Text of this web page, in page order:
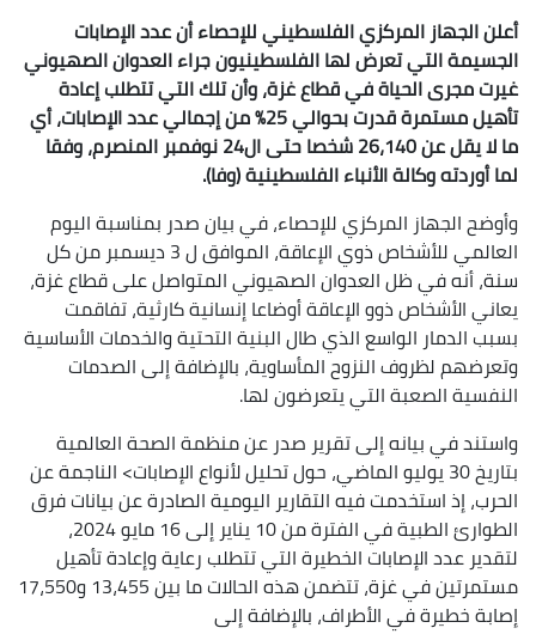
أعلن الجهاز المركزي الفلسطيني للإحصاء أن عدد الإصابات
الجسيمة التي تعرض لها الفلسطينيون جراء العدوان الصهيوني
غيرت مجرى الحياة في قطاع غزة، وأن تلك التي تتطلب إعادة
تأهيل مستمرة قدرت بحوالي 25% من إجمالي عدد الإصابات، أي
ما لا يقل عن 26،140 شخصا حتى ال24 نوفمبر المنصرم، وفقا
لما أوردته وكالة الأنباء الفلسطينية (وفا).
وأوضح الجهاز المركزي للإحصاء، في بيان صدر بمناسبة اليوم
العالمي للأشخاص ذوي الإعاقة، الموافق ل 3 ديسمبر من كل
سنة، أنه في ظل العدوان الصهيوني المتواصل على قطاع غزة،
يعاني الأشخاص ذوو الإعاقة أوضاعا إنسانية كارثية، تفاقمت
بسبب الدمار الواسع الذي طال البنية التحتية والخدمات الأساسية
وتعرضهم لظروف النزوح المأساوية، بالإضافة إلى الصدمات
النفسية الصعبة التي يتعرضون لها.
واستند في بيانه إلى تقرير صدر عن منظمة الصحة العالمية
بتاريخ 30 يوليو الماضي، حول تحليل لأنواع الإصابات> الناجمة عن
الحرب، إذ استخدمت فيه التقارير اليومية الصادرة عن بيانات فرق
الطوارئ الطبية في الفترة من 10 يناير إلى 16 مايو 2024،
لتقدير عدد الإصابات الخطيرة التي تتطلب رعاية وإعادة تأهيل
مستمرتين في غزة، تتضمن هذه الحالات ما بين 13،455 و17،550
إصابة خطيرة في الأطراف، بالإضافة إلى